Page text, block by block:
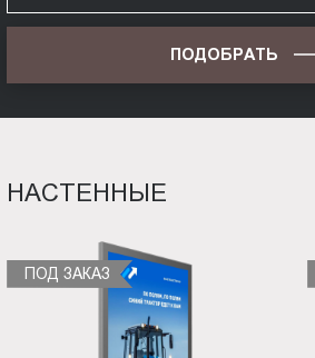
ПОДОБРАТЬ
НАСТЕННЫЕ
ПОД ЗАКАЗ